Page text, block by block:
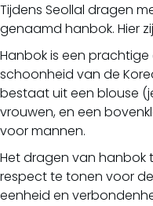
Tijdens Seollal dragen
genaamd hanbok. Hier
Hanbok is een prachtige
schoonheid van de
bestaat uit een blouse
vrouwen, en een
voor mannen.
Het dragen van hanbok
respect te tonen voor
eenheid en